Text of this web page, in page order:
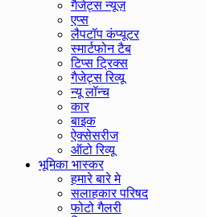
गैजेट्स न्यूज़
एप्स
लैपटॉप कंप्यूटर
स्मार्टफोन टैब
टिप्स ट्रिक्स
गैजेट्स रिव्यू
न्यू लॉन्च
कार
बाइक
ऐक्सेसरीज
ऑटो रिव्यू
भूमिका भास्कर
हमारे बारे मे
सलाहकार परिषद
फोटो गैलरी